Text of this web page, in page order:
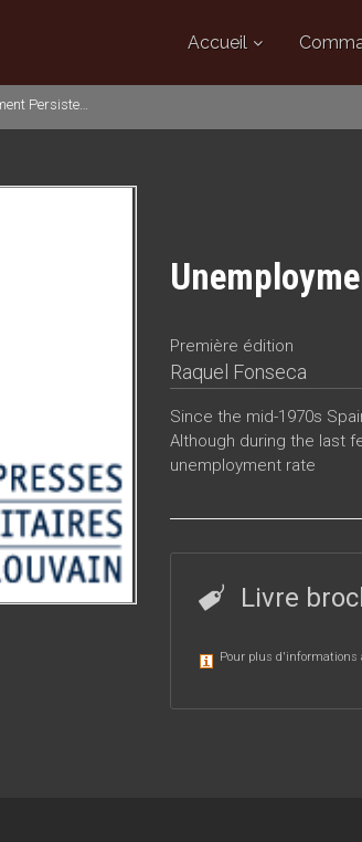
Accueil
and Mismatch
Première édition
Raquel Fonseca
Since the mid-1970s
Although during the last
unemployment rate
Livre
Pour plus d'informations